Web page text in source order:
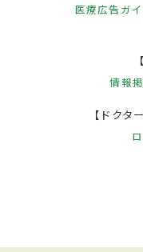
医療広告ガ
情報
【ドクタ